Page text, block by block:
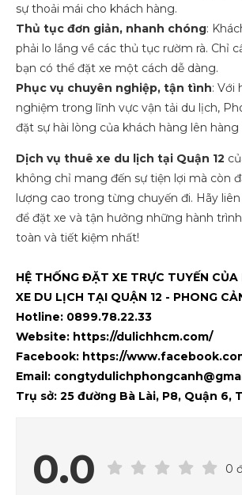
sự thoải mái cho khách hàng.
Thủ tục đơn giản, nhanh chóng:
phải lo lắng về các thủ tục rườm rà. Chỉ
bạn có thể đặt xe một cách dễ dàng.
Phục vụ chuyên nghiệp, tận tình: Với
nghiệm trong lĩnh vực vận tải du lịch,
đặt sự hài lòng của khách hàng lên hàng
Dịch vụ thuê xe du lịch tại Quận 12
không chỉ mang đến sự tiện lợi mà còn
lượng cao trong từng chuyến đi. Hãy
để đặt xe và tận hưởng những hành
toàn và tiết kiệm nhất!
HỆ THỐNG ĐẶT XE TRỰC TUYẾN
XE DU LỊCH TẠI QUẬN 12 - PHONG
Hotline: 0899.78.22.33
Website: https://dulichhcm.com/
Facebook: https://
Email:
Trụ sở: 25 đường Bà Lài, P8, Quận 6,
0.0 0